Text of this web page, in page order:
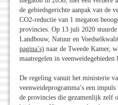
de gebiedsgerichte aanpak van de
CO2-reductie van 1 megaton
provincies. Op 13 juli 2020
Landbouw, Natuur en
pagina’s) naar de Tweede Kamer,
maatregelen in veenweidegebieden
De regeling vanuit het ministerie
veenweideprogramma’s een
de provincies die gezamenlijk zelf